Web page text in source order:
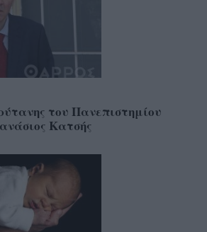
του Πανεπιστημίου
Κατσής